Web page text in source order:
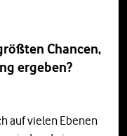
Chancen,
ergeben?
auf vielen Ebenen